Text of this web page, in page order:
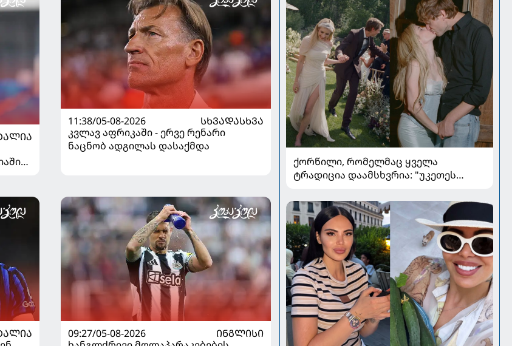
11:38/05-08-2026
ᲡᲮᲕᲐᲓᲐᲡᲮᲕᲐ
კვლავ აფრიკაში - ერვე რენარი
ნაცნობ ადგილას დასაქმდა
09:27/05-08-2026
ᲘᲜᲒᲚᲘᲡᲘ
ქორწილი, რომელმაც ყველა
ტრადიცია დაამსხვრია: "უკეთეს